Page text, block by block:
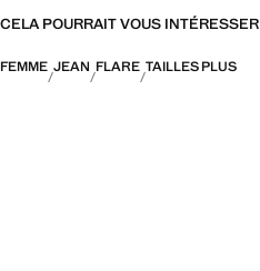
CELA POURRAIT VOUS INTÉRESSER
FEMME JEAN FLARE TAILLES PLUS